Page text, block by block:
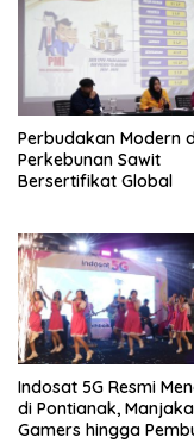
Perbudakan Modern
Perkebunan Sawit
Bersertifikat Global
Indosat 5G Resmi
di Pontianak,
Gamers hingga